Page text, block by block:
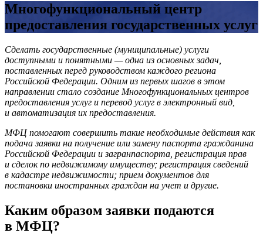
Многофункциональный центр
предоставления государственных услуг
Сделать государственные (муниципальные) услуги
доступными и понятными — одна из основных задач,
поставленных перед руководством каждого региона
Российской Федерации. Одним из первых шагов в этом
направлении стало создание Многофункциональных центров
предоставления услуг и перевод услуг в электронный вид,
и автоматизация их предоставления.
МФЦ помогают совершить такие необходимые действия как
подача заявки на получение или замену паспорта гражданина
Российской Федерации и загранпаспорта, регистрация прав
и сделок по недвижимому имуществу; регистрация сведений
в кадастре недвижимости; прием документов для
постановки иностранных граждан на учет и другие.
Каким образом заявки подаются
в МФЦ?